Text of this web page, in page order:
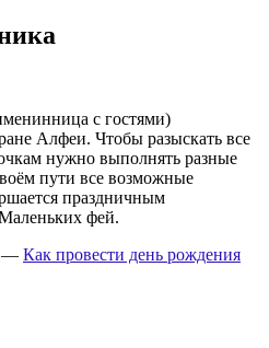
с гостями)
Алфеи. Чтобы разыскать все
нужно выполнять разные
пути все возможные
праздничным
фей.
— Как провести день рождения